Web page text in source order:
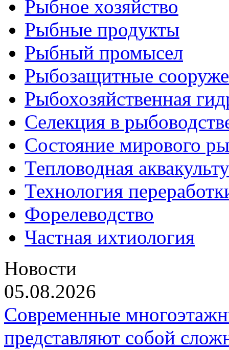
Рыбное хозяйство
Рыбные продукты
Рыбный промысел
Рыбозащитные
Рыбохозяйственная
Селекция в
Состояние мирового
Тепловодная
Технология
Форелеводство
Частная ихтиология
Новости
05.08.2026
Современные
представляют собой